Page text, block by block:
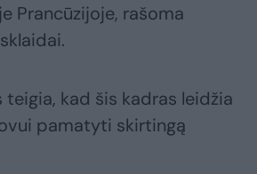
Prancūzijoje, rašoma
teigia, kad šis kadras leidžia
pamatyti skirtingą